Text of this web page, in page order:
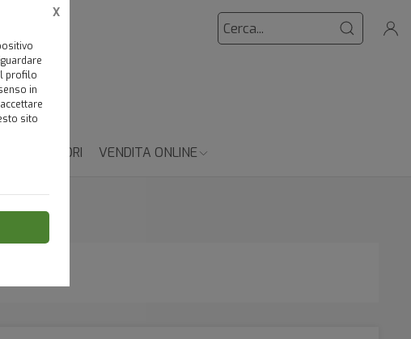
profilo
in
sito
X
ANNA DEI FIORI VENDITA ONLINE